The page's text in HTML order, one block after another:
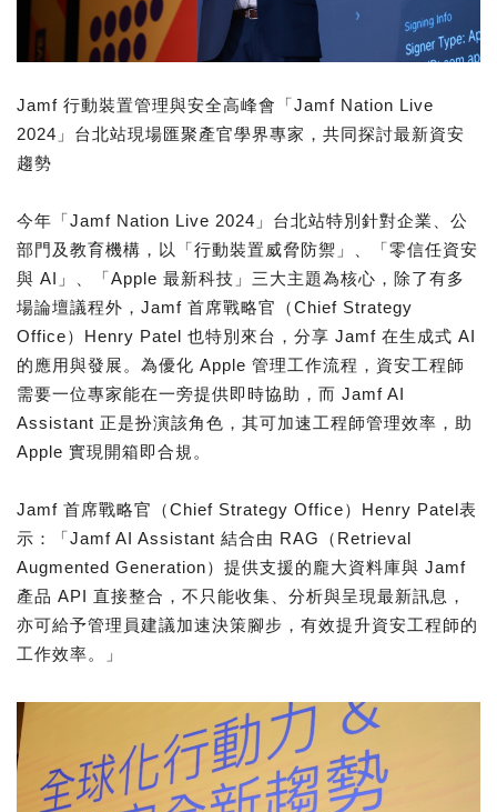
Jamf 行動裝置管理與安全高峰會「Jamf Nation Live
2024」台北站現場匯聚產官學界專家，共同探討最新資安
趨勢
今年「Jamf Nation Live 2024」台北站特別針對企業、公
部門及教育機構，以「行動裝置威脅防禦」、「零信任資安
與 AI」、「Apple 最新科技」三大主題為核心，除了有多
場論壇議程外，Jamf 首席戰略官（Chief Strategy
Office）Henry Patel 也特別來台，分享 Jamf 在生成式 AI
的應用與發展。為優化 Apple 管理工作流程，資安工程師
需要一位專家能在一旁提供即時協助，而 Jamf AI
Assistant 正是扮演該角色，其可加速工程師管理效率，助
Apple 實現開箱即合規。
Jamf 首席戰略官（Chief Strategy Office）Henry Patel表
示：「Jamf AI Assistant 結合由 RAG（Retrieval
Augmented Generation）提供支援的龐大資料庫與 Jamf
產品 API 直接整合，不只能收集、分析與呈現最新訊息，
亦可給予管理員建議加速決策腳步，有效提升資安工程師的
工作效率。」